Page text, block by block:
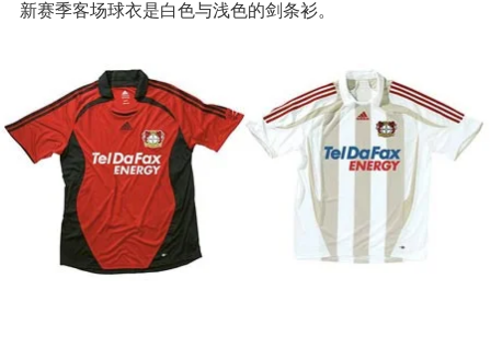
新赛季客场球衣是白色与浅色的剑条衫。